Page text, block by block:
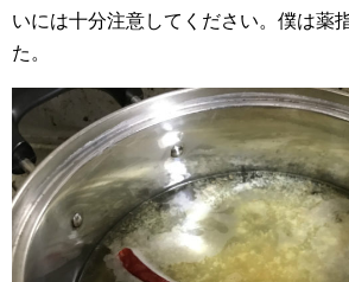
いには十分注意してください。僕は薬
た。